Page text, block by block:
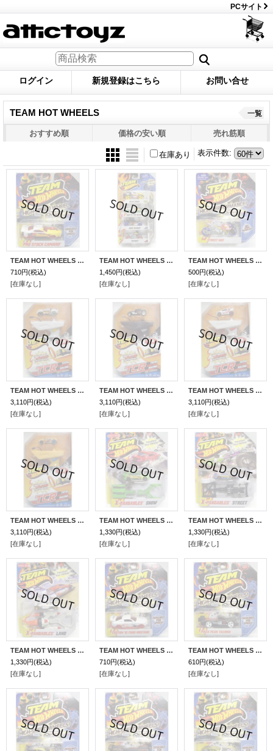
PCサイト
ログイン 新規登録はこちら お問い合せ
TEAM HOT WHEELS 一覧
おすすめ順 価格の安い順 売れ筋順
表示件数:
在庫あり
TEAM HOT WHEELS 【PRO STOCK CAMARO】 WHITE/RED HSW
710円(税込)
[在庫なし]
TEAM HOT WHEELS 4PACK 【BAJA TRUCK/BAD TO THE BLADE/BONE SHAKER/HW450F】
1,450円(税込)
[在庫なし]
TEAM HOT WHEELS 【STREET NOZ】 GRAY/BLUE HSW
500円(税込)
[在庫なし]
TEAM HOT WHEELS TCR 【BAJA TRUCK】 WHITE
3,110円(税込)
[在庫なし]
TEAM HOT WHEELS TCR 【BONE SHAKER】 BLACK
3,110円(税込)
[在庫なし]
TEAM HOT WHEELS TCR 【RALLY CAR】 WHITE
3,110円(税込)
[在庫なし]
TEAM HOT WHEELS TCR 【TORQUE TWISTER】 YELLOW
3,110円(税込)
[在庫なし]
TEAM HOT WHEELS X-PANDABLES 【SNOW】 LT.GREEN/O5 (TARGET EXCLUSIVE)
1,330円(税込)
[在庫なし]
TEAM HOT WHEELS X-PANDABLES 【STREET】 BLUE/PR5 (TARGET EXCLUSIVE)
1,330円(税込)
[在庫なし]
TEAM HOT WHEELS X-PANDABLES 【LAND】 WHITE/LACE (TARGET EXCLUSIVE)
1,330円(税込)
[在庫なし]
TEAM HOT WHEELS 【CUSTOM '12 FORD MUSTANG】 WHITE/RED HSW
710円(税込)
[在庫なし]
TEAM HOT WHEELS 【PIKES PEAK TACOMA】 FLAT BLACK/WHITE HSW
610円(税込)
[在庫なし]